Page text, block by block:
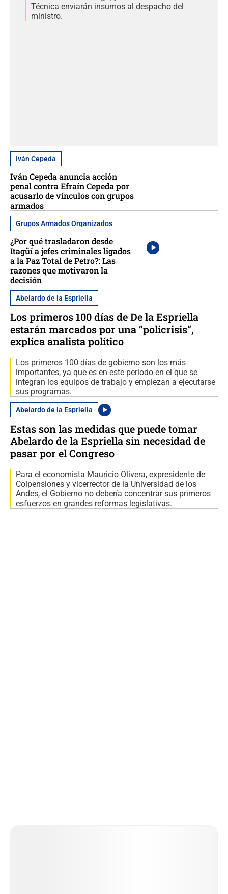
Técnica enviarán insumos al despacho del
ministro.
Iván Cepeda
Iván Cepeda anuncia acción
penal contra Efraín Cepeda por
acusarlo de vínculos con grupos
armados
Grupos Armados Organizados
¿Por qué trasladaron desde
Itagüí a jefes criminales ligados
a la Paz Total de Petro?: Las
razones que motivaron la
decisión
Abelardo de la Espriella
Los primeros 100 días de De la Espriella
estarán marcados por una “policrisis”,
explica analista político
Los primeros 100 días de gobierno son los más
importantes, ya que es en este periodo en el que se
integran los equipos de trabajo y empiezan a ejecutarse
sus programas.
Abelardo de la Espriella
Estas son las medidas que puede tomar
Abelardo de la Espriella sin necesidad de
pasar por el Congreso
Para el economista Mauricio Olivera, expresidente de
Colpensiones y vicerrector de la Universidad de los
Andes, el Gobierno no debería concentrar sus primeros
esfuerzos en grandes reformas legislativas.